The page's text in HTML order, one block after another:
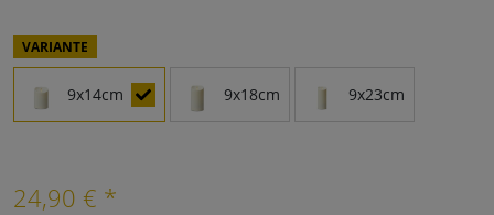
VARIANTE
9x14cm 9x18cm 9x23cm
24,90 € *